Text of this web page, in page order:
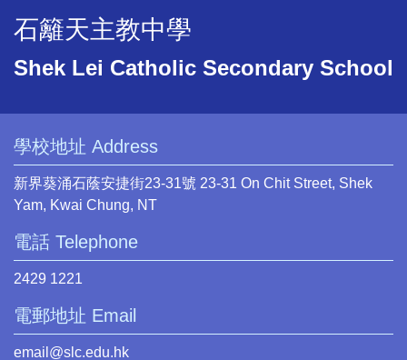
石籬天主教中學
Shek Lei Catholic Secondary School
學校地址 Address
新界葵涌石蔭安捷街23-31號 23-31 On Chit Street, Shek
Yam, Kwai Chung, NT
電話 Telephone
2429 1221
電郵地址 Email
email@slc.edu.hk